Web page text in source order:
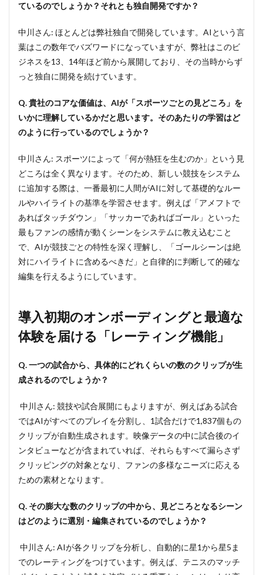
ているのでしょうか？それとも独自開発ですか？
中川さん: ほとんどは弊社独自で開発しています。AIという言
葉はこの数年でバズワードになっていますが、弊社はこのビ
ジネスを13、14年ほど前から展開しており、その当時からず
っと独自に開発を続けています。
Q. 貴社のコアな価値は、AIが「スポーツごとの見どころ」を
いかに理解しているかだと思います。そのあたりの学習はど
のように行っているのでしょうか？
中川さん: スポーツによって「何が熱狂を生むのか」という見
どころは全く異なります。そのため、新しい競技をシステム
に追加する際は、一番最初に人間がAIに対して基礎的なルー
ルやハイライトの基準を学習させます。例えば「アメフトで
あればタッチダウン」「サッカーであればゴール」といった
最もファンの感情が動くシーンをシステムに教え込むこと
で、AIが競技ごとの特性を深く理解し、「ゴールシーンは絶
対にハイライトに含めるべきだ」と自律的に判断して的確な
編集を行えるようにしています。
導入初期のオンボーディングと最適な
体験を届ける「レーティング機能」
Q. 一つの試合から、具体的にどれくらいの数のクリップが生
成されるのでしょうか？
中川さん: 競技や試合展開にもよりますが、例えばある試合
ではAIがすべてのプレイを分割し、1試合だけで1,837個もの
クリップが自動生成されます。映像データの中に試合後のイ
ンタビューなどが含まれていれば、それらもすべて漏らさず
クリッピングの対象となり、ファンの多様なニーズに応える
ための素材となります。
Q. その膨大な数のクリップの中から、見どころとなるシーン
はどのように選別・編集されているのでしょうか？
中川さん: AIが各クリップを分析し、自動的に星1から星5ま
でのレーティングをつけています。例えば、テニスのマッチ